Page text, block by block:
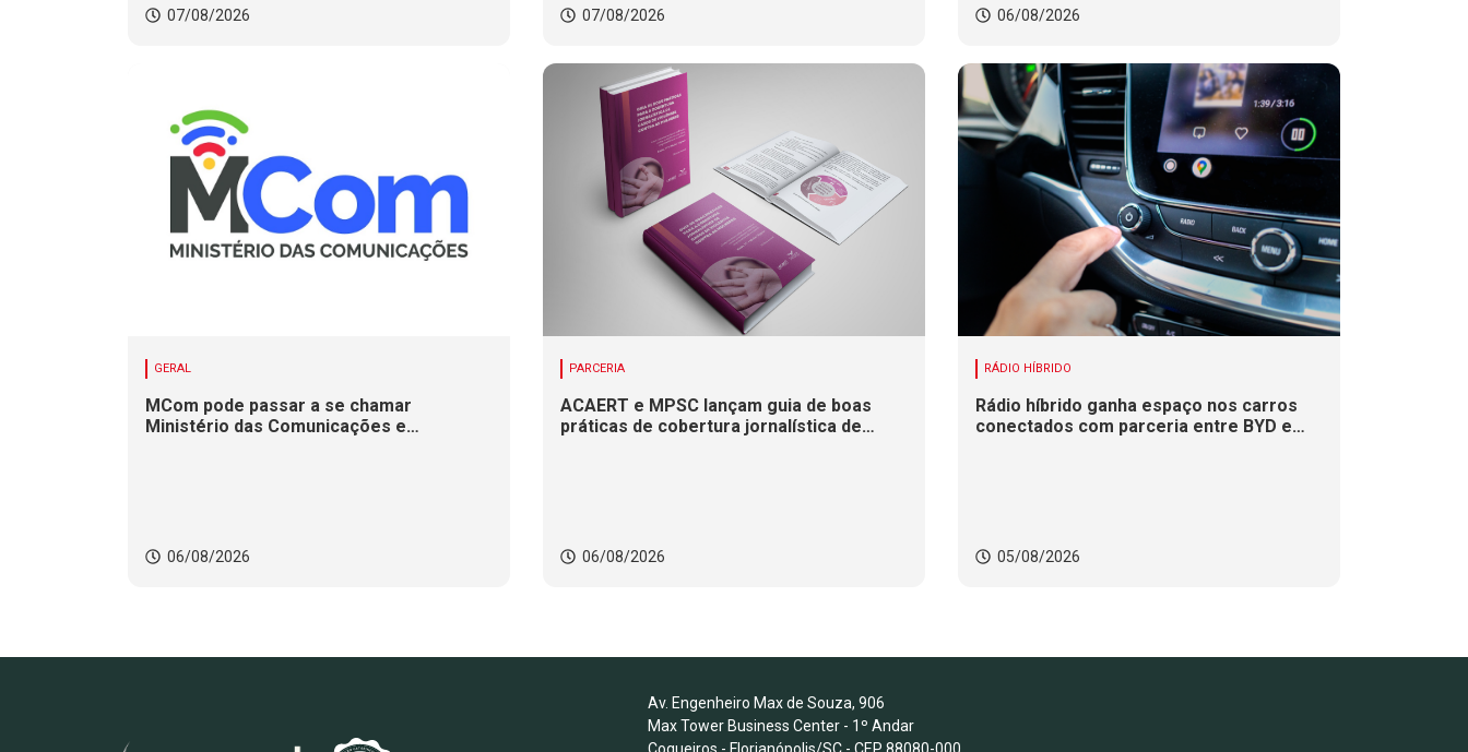
07/08/2026 07/08/2026 06/08/2026
GERAL
MCom pode passar a se chamar
Ministério das Comunicações e
06/08/2026
PARCERIA
ACAERT e MPSC lançam guia de boas
práticas de cobertura jornalística de
06/08/2026
RÁDIO HÍBRIDO
Rádio híbrido ganha espaço nos carros
conectados com parceria entre BYD e
05/08/2026
Av. Engenheiro Max de Souza, 906
Max Tower Business Center - 1º Andar